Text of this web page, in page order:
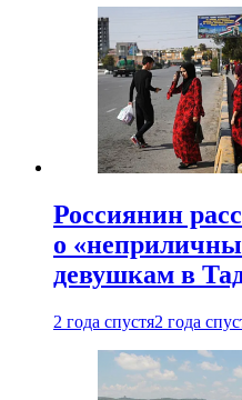
Россиянин
о
девушкам в
2 года спустя2 года